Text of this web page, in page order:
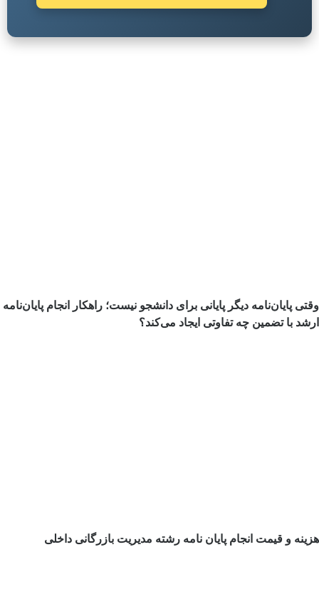
وقتی پایان‌نامه دیگر پایانی برای دانشجو نیست؛ راهکار انجام پایان‌نامه
ارشد با تضمین چه تفاوتی ایجاد می‌کند؟
هزینه و قیمت انجام پایان نامه رشته مدیریت بازرگانی داخلی